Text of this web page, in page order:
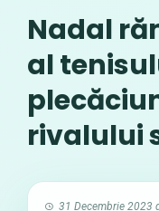
Nadal
al
rivalului
31 Decembrie 2023